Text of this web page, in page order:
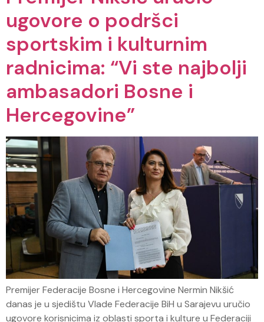
ugovore o podršci
sportskim i kulturnim
radnicima: “Vi ste najbolji
ambasadori Bosne i
Hercegovine”
Premijer Federacije Bosne i Hercegovine Nermin Nikšić
danas je u sjedištu Vlade Federacije BiH u Sarajevu uručio
ugovore korisnicima iz oblasti sporta i kulture u Federaciji